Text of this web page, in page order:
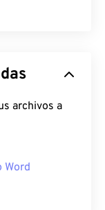
archivos a
Word